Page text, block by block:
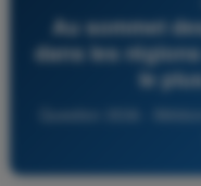
Au sommet
dans les
le